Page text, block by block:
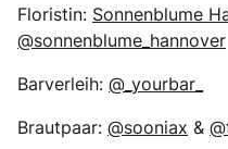
Floristin: Sonnenblume
@sonnenblume_hannover
Barverleih: @_yourbar_
Brautpaar: @sooniax &